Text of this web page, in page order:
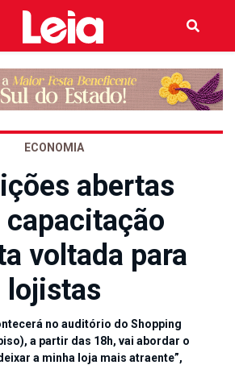
ECONOMIA
abertas
capacitação
voltada para
lojistas
no auditório do Shopping
a partir das 18h, vai abordar o
a minha loja mais atraente”,